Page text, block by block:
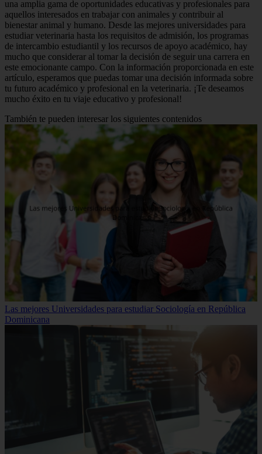
una amplia gama de oportunidades educativas y profesionales para
aquellos interesados en trabajar con animales y contribuir al
bienestar animal y humano. Desde las mejores universidades para
estudiar veterinaria hasta los requisitos de admisión, los programas
de intercambio estudiantil y los recursos de apoyo académico, hay
mucho que considerar al tomar la decisión de seguir una carrera en
este emocionante campo. Con la información proporcionada en este
artículo, esperamos que puedas tomar una decisión informada sobre
tu futuro académico y profesional en la veterinaria. ¡Te deseamos
mucho éxito en tu viaje educativo y profesional!
También te pueden interesar los siguientes contenidos
Las mejores Universidades para estudiar Sociología en República
Dominicana